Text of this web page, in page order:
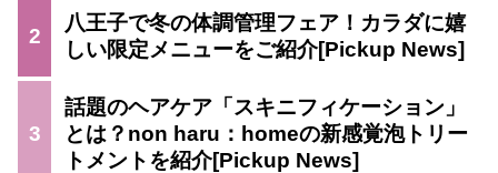
2
八王子で冬の体調管理フェア！カラダに嬉
しい限定メニューをご紹介
3
話題のヘアケア「スキニフィケーション」
とは？non haru：homeの新感覚泡トリー
トメントを紹介